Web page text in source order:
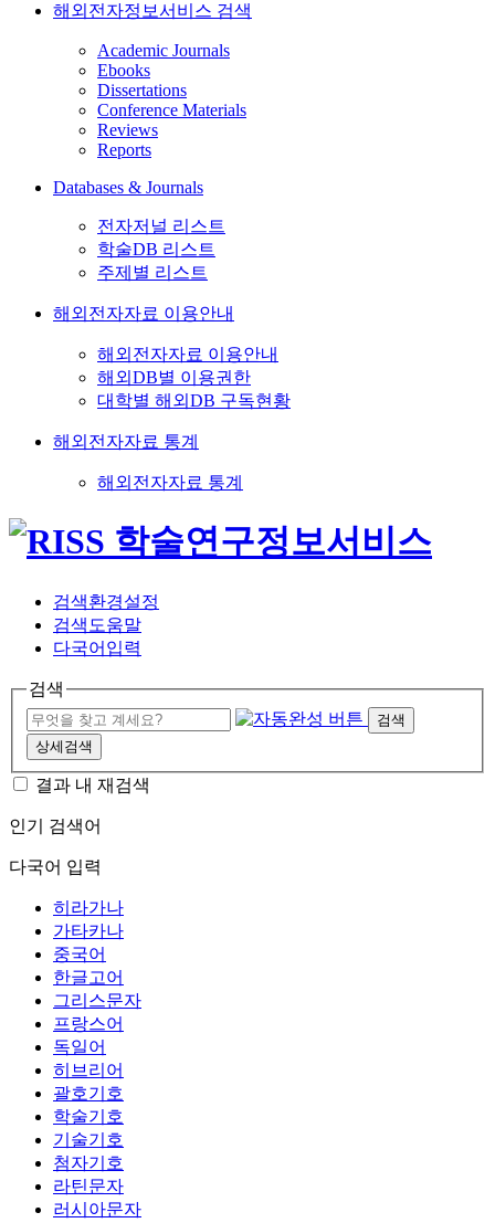
해외전자정보서비스 검색
Academic Journals
Ebooks
Dissertations
Conference Materials
Reviews
Reports
Databases & Journals
전자저널 리스트
학술DB 리스트
주제별 리스트
해외전자자료 이용안내
해외전자자료 이용안내
해외DB별 이용권한
대학별 해외DB 구독현황
해외전자자료 통계
해외전자자료 통계
검색환경설정
검색도움말
다국어입력
검색
검색
상세검색
결과 내 재검색
인기 검색어
다국어 입력
히라가나
가타카나
중국어
한글고어
그리스문자
프랑스어
독일어
히브리어
괄호기호
학술기호
기술기호
첨자기호
라틴문자
러시아문자